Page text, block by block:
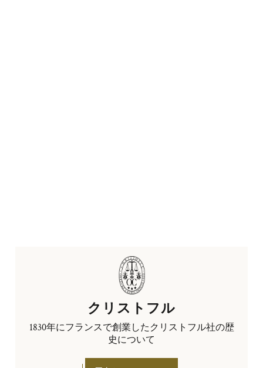
クリストフル
1830年にフランスで創業したクリストフル社の歴
史について